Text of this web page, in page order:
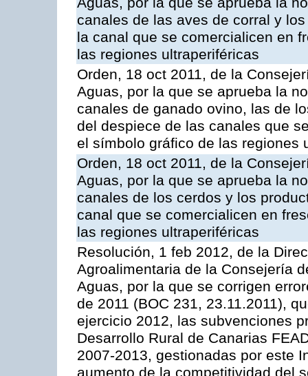
canales de las aves de corral y
la canal que se comercialicen en
las regiones ultraperiféricas
Orden, 18 oct 2011, de la
Aguas, por la que se aprueba la
canales de ganado ovino, las de
del despiece de las canales que
el símbolo gráfico de las regiones
Orden, 18 oct 2011, de la
Aguas, por la que se aprueba la
canales de los cerdos y los
canal que se comercialicen en
las regiones ultraperiféricas
Resolución, 1 feb 2012, de la
Agroalimentaria de la Consejería
Aguas, por la que se corrigen
de 2011 (BOC 231, 23.11.2011),
ejercicio 2012, las subvenciones
Desarrollo Rural de Canarias
2007-2013, gestionadas por este